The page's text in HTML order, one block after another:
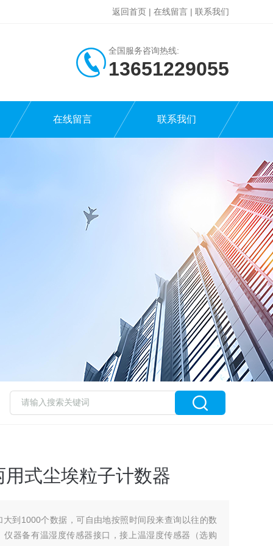
返回首页 | 在线留言 | 联系我们
全国服务咨询热线:
13651229055
在线留言 联系我们
式尘埃粒子计数器
到1000个数据，可自由地按照时间段来查询以往的数
器备有温湿度传感器接口，接上温湿度传感器（选购